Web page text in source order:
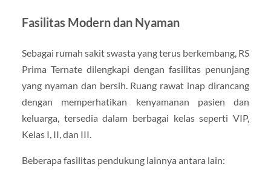
Fasilitas Modern dan Nyaman
Sebagai rumah sakit swasta yang terus berkembang, RS
Prima Ternate dilengkapi dengan fasilitas penunjang
yang nyaman dan bersih. Ruang rawat inap dirancang
dengan memperhatikan kenyamanan pasien dan
keluarga, tersedia dalam berbagai kelas seperti VIP,
Kelas I, II, dan III.
Beberapa fasilitas pendukung lainnya antara lain: